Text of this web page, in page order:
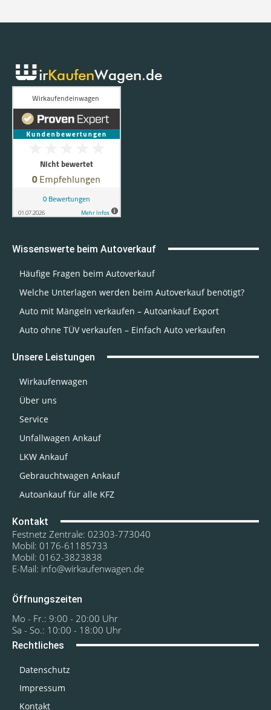
Wissenswerte beim Autoverkauf
Häufige Fragen beim Autoverkauf
Welche Unterlagen werden beim Autoverkauf benötigt?
Auto mit Mängeln verkaufen – Autoankauf Export
Auto ohne TÜV verkaufen – Einfach Auto verkaufen
Unsere Leistungen
Wirkaufenwagen
Über uns
Service
Unfallwagen Ankauf
LKW Ankauf
Gebrauchtwagen Ankauf
Autoankauf für alle KFZ
Kontakt
Festnetz Zentrale: 02303-773040
Mobil: 0176-61185733
Mobil: 0162-3823838
E-Mail: info@wirkaufenwagen.de
Öffnungszeiten
Mo - Fr.: 9:00 - 20:00 Uhr
Sa - So.: 10:00 - 18:00 Uhr
Rechtliches
Datenschutz
Impressum
Kontakt